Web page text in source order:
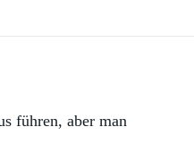
führen, aber man